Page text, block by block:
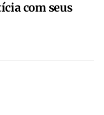
com seus